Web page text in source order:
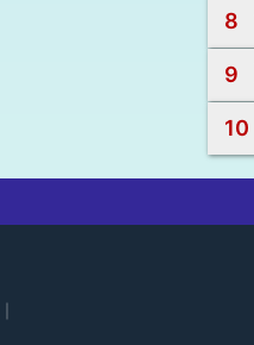
8
9
10